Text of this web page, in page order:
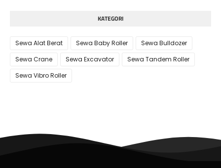
KATEGORI
Sewa Alat Berat Sewa Baby Roller
Sewa Bulldozer
Sewa Crane
Sewa Excavator
Sewa Tandem Roller
Sewa Vibro Roller